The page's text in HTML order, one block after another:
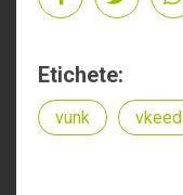
Etichete:
vunk vkeed